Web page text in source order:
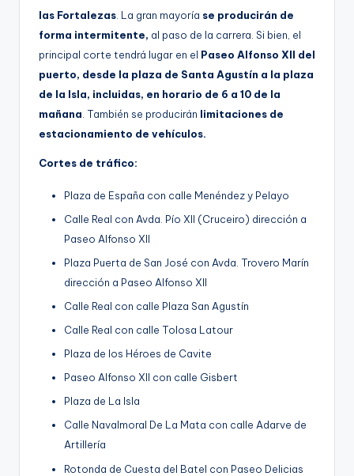
las Fortalezas . La gran mayoría se producirán de
forma intermitente, al paso de la carrera. Si bien, el
principal corte tendrá lugar en el Paseo Alfonso XII del
puerto, desde la plaza de Santa Agustín a la plaza
de la Isla, incluidas, en horario de 6 a 10 de la
mañana . También se producirán limitaciones de
estacionamiento de vehículos.
Cortes de tráfico:
Plaza de España con calle Menéndez y Pelayo
Calle Real con Avda. Pío XII (Cruceiro) dirección a
Paseo Alfonso XII
Plaza Puerta de San José con Avda. Trovero Marín
dirección a Paseo Alfonso XII
Calle Real con calle Plaza San Agustín
Calle Real con calle Tolosa Latour
Plaza de los Héroes de Cavite
Paseo Alfonso XII con calle Gisbert
Plaza de La Isla
Calle Navalmoral De La Mata con calle Adarve de
Artillería
Rotonda de Cuesta del Batel con Paseo Delicias